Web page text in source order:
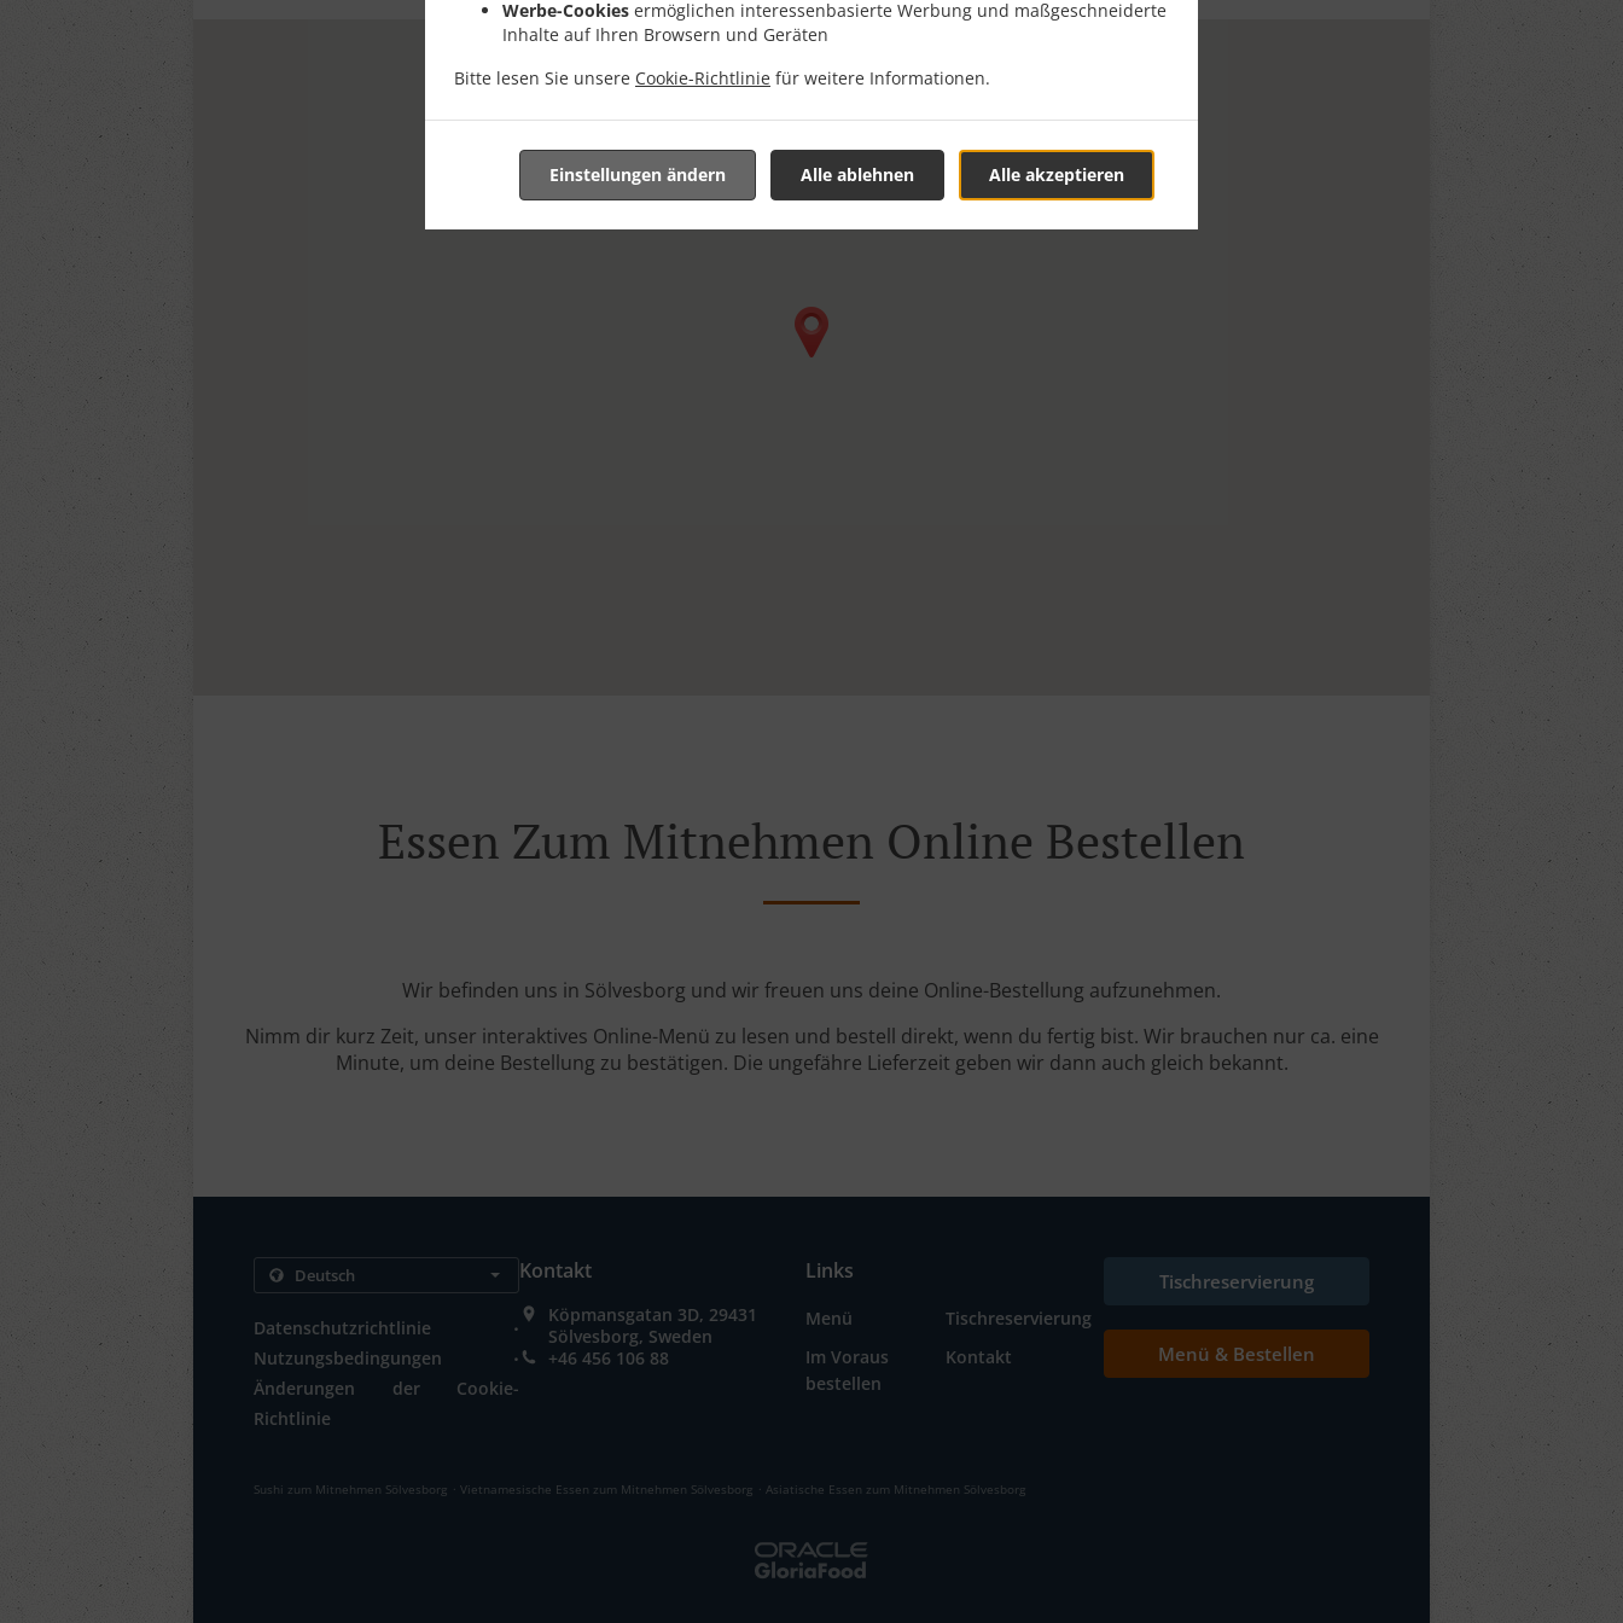
Werbe-Cookies ermöglichen interessenbasierte Werbung und maßgeschneiderte
Inhalte auf Ihren Browsern und Geräten
Bitte lesen Sie unsere Cookie-Richtlinie für weitere Informationen.
Alle akzeptieren
Alle ablehnen
Einstellungen ändern
Essen Zum Mitnehmen Online Bestellen
Wir befinden uns in Sölvesborg und wir freuen uns deine Online-Bestellung aufzunehmen.
Nimm dir kurz Zeit, unser interaktives Online-Menü zu lesen und bestell direkt, wenn du fertig bist. Wir brauchen nur ca. eine
Minute, um deine Bestellung zu bestätigen. Die ungefähre Lieferzeit geben wir dann auch gleich bekannt.
Datenschutzrichtlinie .
Nutzungsbedingungen .
Änderungen der Cookie-
Richtlinie
Kontakt
Köpmansgatan 3D, 29431
Sölvesborg, Sweden
+46 456 106 88
Links
Menü
Tischreservierung
Im Voraus
bestellen
Kontakt
Tischreservierung
Menü & Bestellen
Sushi zum Mitnehmen Sölvesborg . Vietnamesische Essen zum Mitnehmen Sölvesborg . Asiatische Essen zum Mitnehmen Sölvesborg